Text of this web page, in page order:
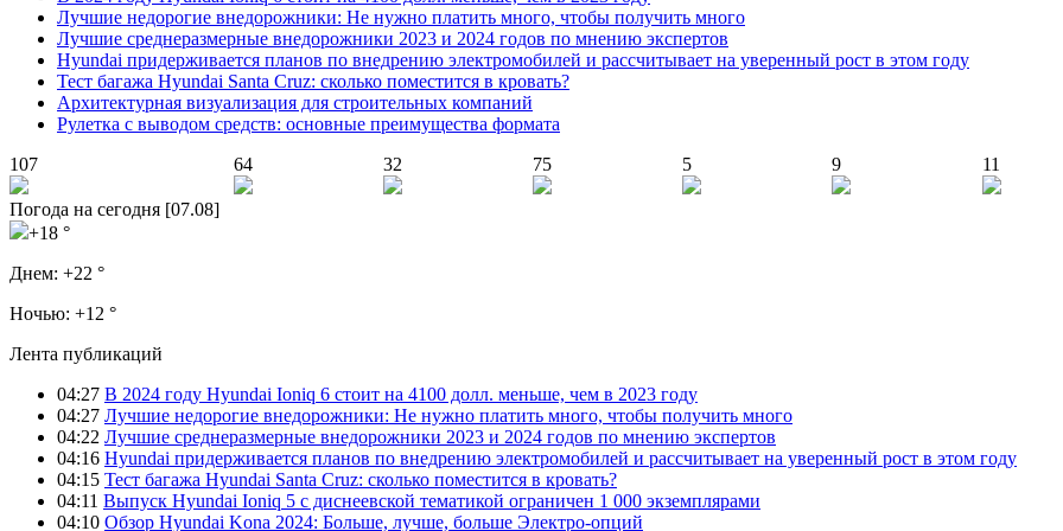
Лучшие недорогие внедорожники: Не нужно платить много, чтобы получить много
Лучшие среднеразмерные внедорожники 2023 и 2024 годов по мнению экспертов
Hyundai придерживается планов по внедрению электромобилей и рассчитывает на уверенный рост в этом году
Тест багажа Hyundai Santa Cruz: сколько поместится в кровать?
Архитектурная визуализация для строительных компаний
Рулетка с выводом средств: основные преимущества формата
107
64 32 75 5 9 11
Погода на сегодня [07.08]
+18 °
Днем: +22 °
Ночью: +12 °
Лента публикаций
04:27 В 2024 году Hyundai Ioniq 6 стоит на 4100 долл. меньше, чем в 2023 году
04:27 Лучшие недорогие внедорожники: Не нужно платить много, чтобы получить много
04:22 Лучшие среднеразмерные внедорожники 2023 и 2024 годов по мнению экспертов
04:16 Hyundai придерживается планов по внедрению электромобилей и рассчитывает на уверенный рост в этом году
04:15 Тест багажа Hyundai Santa Cruz: сколько поместится в кровать?
04:11 Выпуск Hyundai Ioniq 5 с диснеевской тематикой ограничен 1 000 экземплярами
04:10 Обзор Hyundai Kona 2024: Больше, лучше, больше Электро-опций